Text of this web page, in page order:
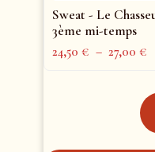
Sweat - Le
3ème mi-temps
24,50€ – 27,00€